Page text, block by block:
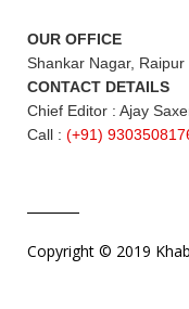
OUR OFFICE
Shankar Nagar, Raipur
CONTACT DETAILS
Chief Editor : Ajay
Call : (+91)
Copyright © 2019